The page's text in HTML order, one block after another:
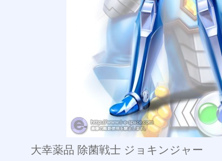
大幸薬品 除菌戦士 ジョキンジャー